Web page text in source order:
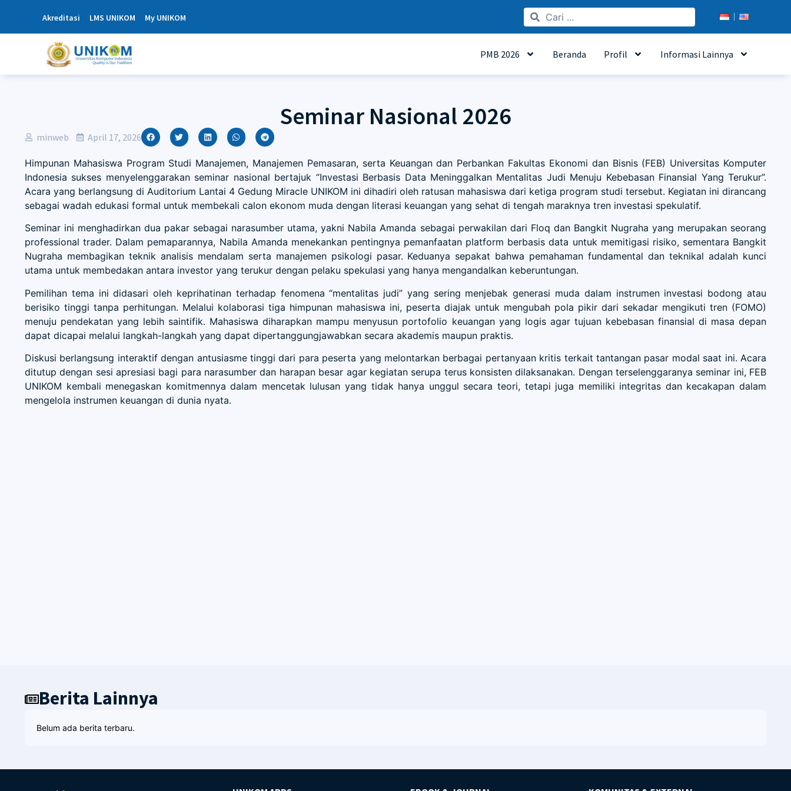
Akreditasi LMS UNIKOM My UNIKOM
PMB 2026 Beranda Profil Informasi Lainnya
Seminar Nasional 2026
minweb April 17, 2026
Himpunan Mahasiswa Program Studi Manajemen, Manajemen Pemasaran, serta Keuangan dan Perbankan Fakultas Ekonomi dan Bisnis (FEB) Universitas Komputer
Indonesia sukses menyelenggarakan seminar nasional bertajuk “Investasi Berbasis Data Meninggalkan Mentalitas Judi Menuju Kebebasan Finansial Yang Terukur”.
Acara yang berlangsung di Auditorium Lantai 4 Gedung Miracle UNIKOM ini dihadiri oleh ratusan mahasiswa dari ketiga program studi tersebut. Kegiatan ini dirancang
sebagai wadah edukasi formal untuk membekali calon ekonom muda dengan literasi keuangan yang sehat di tengah maraknya tren investasi spekulatif.
Seminar ini menghadirkan dua pakar sebagai narasumber utama, yakni Nabila Amanda sebagai perwakilan dari Floq dan Bangkit Nugraha yang merupakan seorang
professional trader. Dalam pemaparannya, Nabila Amanda menekankan pentingnya pemanfaatan platform berbasis data untuk memitigasi risiko, sementara Bangkit
Nugraha membagikan teknik analisis mendalam serta manajemen psikologi pasar. Keduanya sepakat bahwa pemahaman fundamental dan teknikal adalah kunci
utama untuk membedakan antara investor yang terukur dengan pelaku spekulasi yang hanya mengandalkan keberuntungan.
Pemilihan tema ini didasari oleh keprihatinan terhadap fenomena “mentalitas judi” yang sering menjebak generasi muda dalam instrumen investasi bodong atau
berisiko tinggi tanpa perhitungan. Melalui kolaborasi tiga himpunan mahasiswa ini, peserta diajak untuk mengubah pola pikir dari sekadar mengikuti tren (FOMO)
menuju pendekatan yang lebih saintifik. Mahasiswa diharapkan mampu menyusun portofolio keuangan yang logis agar tujuan kebebasan finansial di masa depan
dapat dicapai melalui langkah-langkah yang dapat dipertanggungjawabkan secara akademis maupun praktis.
Diskusi berlangsung interaktif dengan antusiasme tinggi dari para peserta yang melontarkan berbagai pertanyaan kritis terkait tantangan pasar modal saat ini. Acara
ditutup dengan sesi apresiasi bagi para narasumber dan harapan besar agar kegiatan serupa terus konsisten dilaksanakan. Dengan terselenggaranya seminar ini, FEB
UNIKOM kembali menegaskan komitmennya dalam mencetak lulusan yang tidak hanya unggul secara teori, tetapi juga memiliki integritas dan kecakapan dalam
mengelola instrumen keuangan di dunia nyata.
Berita Lainnya
Belum ada berita terbaru.